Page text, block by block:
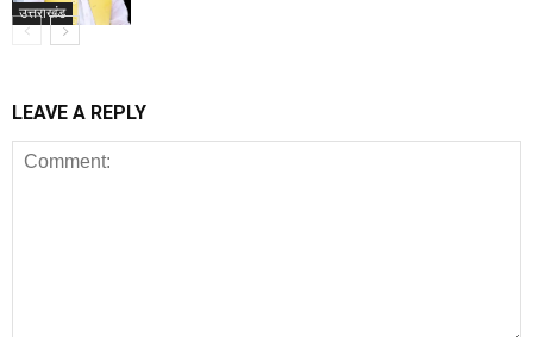
उत्तराखंड
LEAVE A REPLY